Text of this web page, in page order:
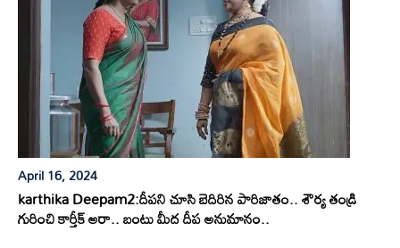
April 16, 2024
karthika Deepam2:దీపని చూసి బెదిరిన పారిజాతం.. శౌర్య తండ్రి
గురించి కార్తీక్ అరా.. బంటు మీద దీప అనుమానం..